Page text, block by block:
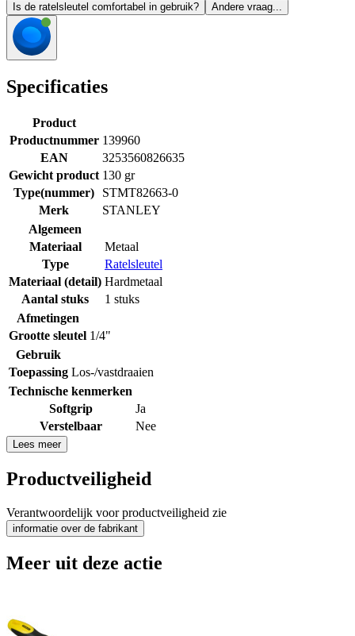
Is de ratelsleutel comfortabel in gebruik?
Andere vraag...
Specificaties
Product
Productnummer 139960
EAN
3253560826635
Gewicht product 130 gr
Type(nummer)
STMT82663-0
Merk
STANLEY
Algemeen
Materiaal
Metaal
Type
Ratelsleutel
Materiaal (detail) Hardmetaal
Aantal stuks
1 stuks
Afmetingen
Grootte sleutel 1/4"
Gebruik
Toepassing Los-/vastdraaien
Technische kenmerken
Softgrip
Ja
Verstelbaar
Nee
Lees meer
Productveiligheid
Verantwoordelijk voor productveiligheid zie
informatie over de fabrikant
Meer uit deze actie